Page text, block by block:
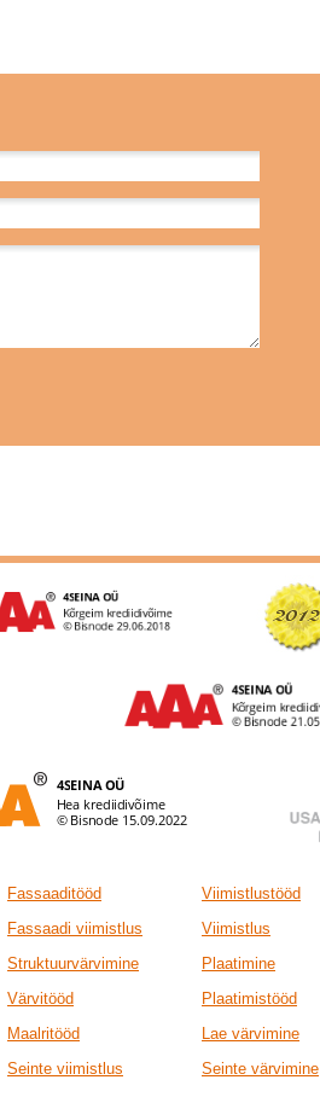
Fassaaditööd Viimistlustööd
Fassaadi viimistlus Viimistlus
Struktuurvärvimine Plaatimine
Värvitööd Plaatimistööd
Maalritööd Lae värvimine
Seinte viimistlus Seinte värvimine